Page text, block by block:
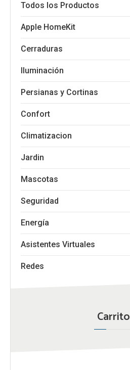
Todos los Productos
Apple HomeKit
Cerraduras
Iluminación
Persianas y Cortinas
Confort
Climatizacion
Jardin
Mascotas
Seguridad
Energía
Asistentes Virtuales
Redes
Carrito